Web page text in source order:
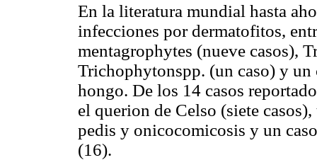
En la literatura mundial hasta
infecciones por dermatofitos,
mentagrophytes (nueve casos),
Trichophytonspp. (un caso) y
hongo. De los 14 casos
el querion de Celso (siete
pedis y onicocomicosis y un
(16).